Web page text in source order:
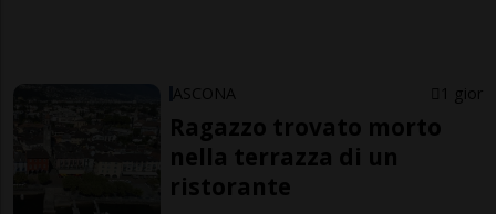
ASCONA 1 gior
Ragazzo trovato morto
nella terrazza di un
ristorante